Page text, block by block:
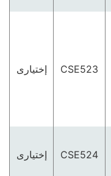
CSE523 إختيارى
CSE524 إختيارى